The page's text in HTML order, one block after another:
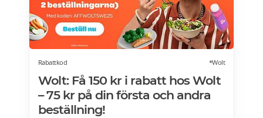
Rabattkod *Wolt
Wolt: Få 150 kr i rabatt hos Wolt
– 75 kr på din första och andra
beställning!